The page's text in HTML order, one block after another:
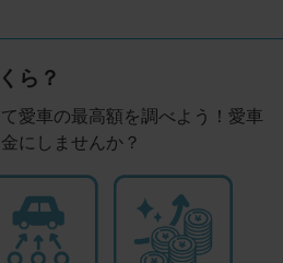
ら？
愛車の最高額を調べよう！愛車
にしませんか？